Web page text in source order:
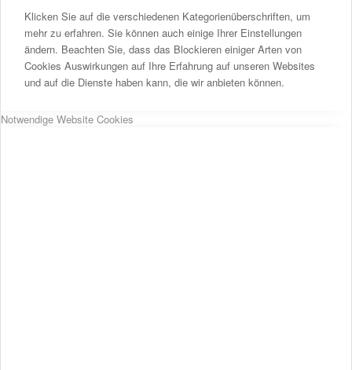
Klicken Sie auf die verschiedenen Kategorienüberschriften, um
mehr zu erfahren. Sie können auch einige Ihrer Einstellungen
ändern. Beachten Sie, dass das Blockieren einiger Arten von
Cookies Auswirkungen auf Ihre Erfahrung auf unseren Websites
und auf die Dienste haben kann, die wir anbieten können.
Notwendige Website Cookies